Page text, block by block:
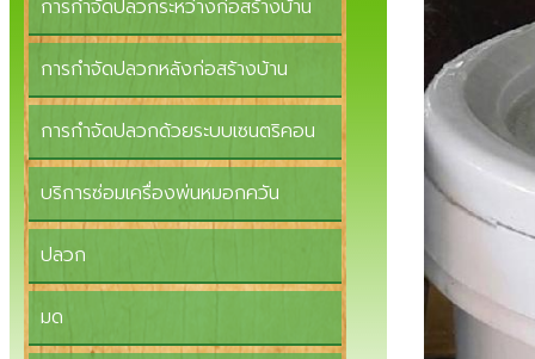
การกำจัดปลวกระหว่างก่อสร้างบ้าน
การกำจัดปลวกหลังก่อสร้างบ้าน
การกำจัดปลวกด้วยระบบเซนตริคอน
บริการซ่อมเครื่องพ่นหมอกควัน
ปลวก
มด